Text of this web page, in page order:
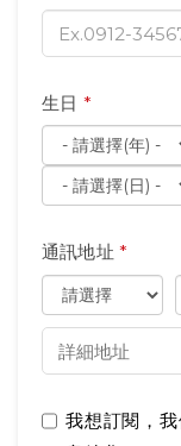
生日 *
通訊地址 *
我想訂閱，